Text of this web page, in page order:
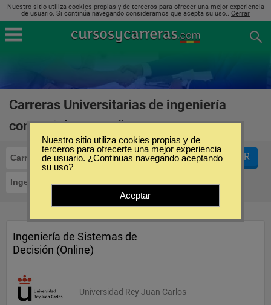
Nuestro sitio utiliza cookies propias y de terceros para ofrecer una mejor experiencia
de usuario. Si continúa navegando consideramos que acepta su uso.. Cerrar
Carreras Universitarias de ingeniería
comercial en España
Carreras Universitarias
Ingeniería Comercial
FILTRAR
Ingeniería de Sistemas de
Decisión (Online)
Universidad Rey Juan Carlos
Nuestro sitio utiliza cookies propias y de
terceros para ofrecerte una mejor experiencia
de usuario. ¿Continuas navegando aceptando
su uso?
Aceptar